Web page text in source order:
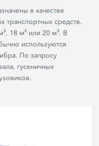
в качестве
транспортных средств.
18 м³ или 20 м³. В
используются
По запросу
гусеничных